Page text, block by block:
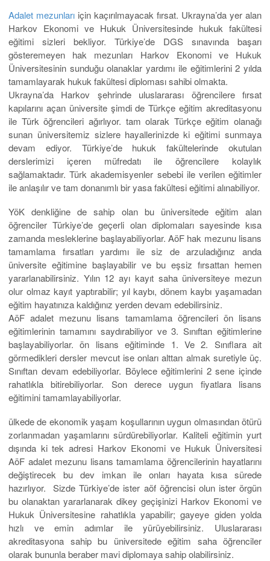
Adalet mezunları için kaçırılmayacak fırsat. Ukrayna’da yer alan
Harkov Ekonomi ve Hukuk Üniversitesinde hukuk fakültesi
eğitimi sizleri bekliyor. Türkiye’de DGS sınavında başarı
gösteremeyen hak mezunları Harkov Ekonomi ve Hukuk
Üniversitesinin sunduğu olanaklar yardımı ile eğitimlerini 2 yılda
tamamlayarak hukuk fakültesi diploması sahibi olmakta.
Ukrayna’da Harkov şehrinde uluslararası öğrencilere fırsat
kapılarını açan üniversite şimdi de Türkçe eğitim akreditasyonu
ile Türk öğrencileri ağırlıyor. tam olarak Türkçe eğitim olanağı
sunan üniversitemiz sizlere hayallerinizde ki eğitimi sunmaya
devam ediyor. Türkiye’de hukuk fakültelerinde okutulan
derslerimizi içeren müfredatı ile öğrencilere kolaylık
sağlamaktadır. Türk akademisyenler sebebi ile verilen eğitimler
ile anlaşılır ve tam donanımlı bir yasa fakültesi eğitimi alınabiliyor.
YöK denkliğine de sahip olan bu üniversitede eğitim alan
öğrenciler Türkiye’de geçerli olan diplomaları sayesinde kısa
zamanda mesleklerine başlayabiliyorlar. AöF hak mezunu lisans
tamamlama fırsatları yardımı ile siz de arzuladığınız anda
üniversite eğitimine başlayabilir ve bu eşsiz fırsattan hemen
yararlanabilirsiniz. Yılın 12 ayı kayıt saha üniversiteye mezun
olur olmaz kayıt yaptırabilir; yıl kaybı, dönem kaybı yaşamadan
eğitim hayatınıza kaldığınız yerden devam edebilirsiniz.
AöF adalet mezunu lisans tamamlama öğrencileri ön lisans
eğitimlerinin tamamını saydırabiliyor ve 3. Sınıftan eğitimlerine
başlayabiliyorlar. ön lisans eğitiminde 1. Ve 2. Sınıflara ait
görmedikleri dersler mevcut ise onları alttan almak suretiyle üç.
Sınıftan devam edebiliyorlar. Böylece eğitimlerini 2 sene içinde
rahatlıkla bitirebiliyorlar. Son derece uygun fiyatlara lisans
eğitimini tamamlayabiliyorlar.
ülkede de ekonomik yaşam koşullarının uygun olmasından ötürü
zorlanmadan yaşamlarını sürdürebiliyorlar. Kaliteli eğitimin yurt
dışında ki tek adresi Harkov Ekonomi ve Hukuk Üniversitesi
AöF adalet mezunu lisans tamamlama öğrencilerinin hayatlarını
değiştirecek bu dev imkan ile onları hayata kısa sürede
hazırlıyor. Sizde Türkiye’de ister aöf öğrencisi olun ister örgün
bu olanaktan yararlanarak dikey geçişinizi Harkov Ekonomi ve
Hukuk Üniversitesine rahatlıkla yapabilir; gayeye giden yolda
hızlı ve emin adımlar ile yürüyebilirsiniz. Uluslararası
akreditasyona sahip bu üniversitede eğitim saha öğrenciler
olarak bununla beraber mavi diplomaya sahip olabilirsiniz.